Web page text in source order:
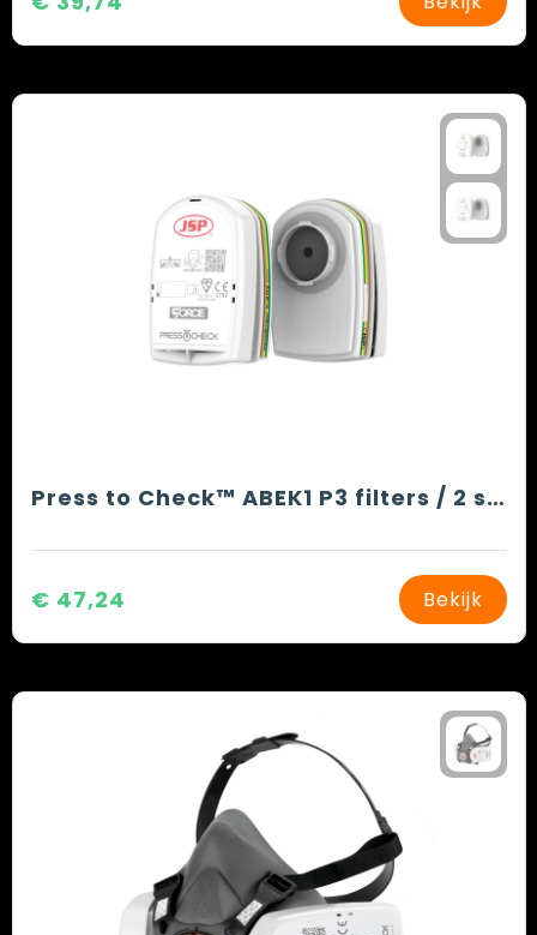
Press to Check™ ABEK1 P3 filters / 2 stuks
€ 47,24 Bekijk